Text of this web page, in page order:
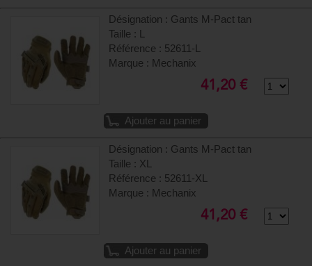
Désignation : Gants M-Pact tan
Taille : L
Référence : 52611-L
Marque : Mechanix
41,20 €
Ajouter au panier
Désignation : Gants M-Pact tan
Taille : XL
Référence : 52611-XL
Marque : Mechanix
41,20 €
Ajouter au panier